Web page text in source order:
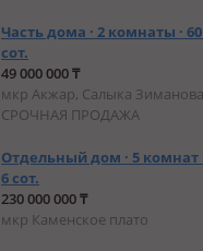
Часть дома · 2 комнаты · 60
сот.
49 000 000 ₸
мкр Акжар, Салыка
СРОЧНАЯ ПРОДАЖА
Отдельный дом · 5 комнат ·
6 сот.
230 000 000 ₸
мкр Каменское плато